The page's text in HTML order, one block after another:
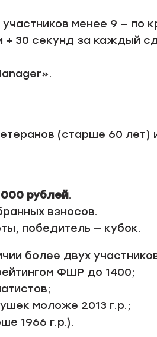
менее 9 — по
+ 30 секунд за каждый
(старше 60 лет)
000 рублей.
взносов.
победитель — кубок.
более двух
ФШР до 1400;
моложе 2013 г.р.;
1966 г.р.).